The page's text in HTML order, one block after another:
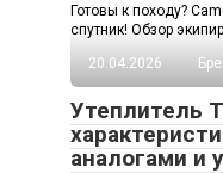
Готовы к походу?
спутник! Обзор
20.04.2026
Утеплитель
аналогами и